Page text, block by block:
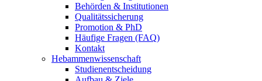
Behörden & Institutionen
Qualitätssicherung
Promotion & PhD
Häufige Fragen (FAQ)
Kontakt
Hebammenwissenschaft
Studienentscheidung